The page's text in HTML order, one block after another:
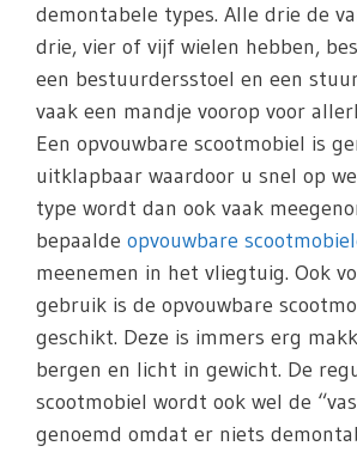
demontabele types. Alle drie de
drie, vier of vijf wielen hebben,
een bestuurdersstoel en een
vaak een mandje voorop voor
Een opvouwbare scootmobiel is
uitklapbaar waardoor u snel op
type wordt dan ook vaak
bepaalde opvouwbare
meenemen in het vliegtuig. Ook
gebruik is de opvouwbare
geschikt. Deze is immers erg
bergen en licht in gewicht. De
scootmobiel wordt ook wel de
genoemd omdat er niets